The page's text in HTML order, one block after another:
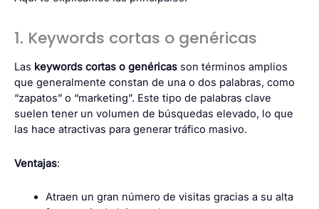
1. Keywords cortas o genéricas
Las keywords cortas o genéricas son términos amplios
que generalmente constan de una o dos palabras, como
“zapatos” o “marketing”. Este tipo de palabras clave
suelen tener un volumen de búsquedas elevado, lo que
las hace atractivas para generar tráfico masivo.
Ventajas:
Atraen un gran número de visitas gracias a su alta